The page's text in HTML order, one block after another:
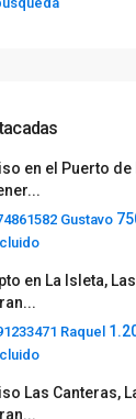
en el Puerto de
Gustavo
en La Isleta,
Raquel
Las Canteras,